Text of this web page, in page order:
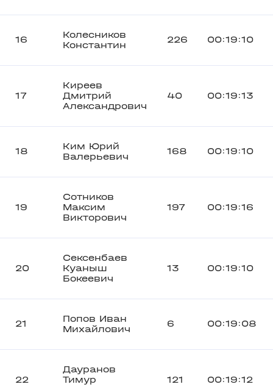
16
Колесников
Константин
226 00:19:10
17
Киреев
Дмитрий
Александрович
40 00:19:13
18
Ким Юрий
Валерьевич
168 00:19:10
19
Сотников
Максим
Викторович
197 00:19:16
20
Сексенбаев
Куаныш
Бокеевич
13 00:19:10
21
Попов Иван
Михайлович
6 00:19:08
22
Дауранов
Тимур
121 00:19:12